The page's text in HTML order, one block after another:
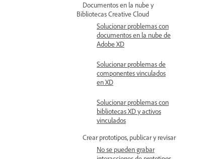
Documentos en la nube y
Bibliotecas Creative Cloud
Solucionar problemas con
documentos en la nube de
Adobe XD
Solucionar problemas de
componentes vinculados
en XD
Solucionar problemas con
bibliotecas XD y activos
vinculados
Crear prototipos, publicar y revisar
No se pueden grabar